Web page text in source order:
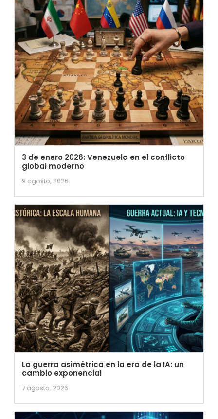
3 de enero 2026: Venezuela en el conflicto
global moderno
9 agosto, 2026
La guerra asimétrica en la era de la IA: un
cambio exponencial
7 agosto, 2026